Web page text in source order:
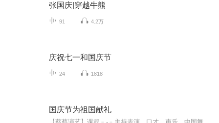
张国庆|穿越牛熊
91 4.2万
庆祝七一和国庆节
24 1818
国庆节为祖国献礼